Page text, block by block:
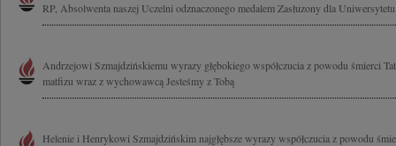
RP, Absolwenta naszej Uczelni odznaczonego medalem Zasłuzony dla
Andrzejowi Szmajdzińskiemu wyrazy głębokiego współczucia z powodu śmierci
matfizu wraz z wychowawcą Jesteśmy z Tobą
Helenie i Henrykowi Szmajdzińskim najgłębsze wyrazy współczucia z powodu